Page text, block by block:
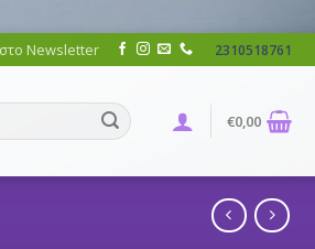
Newsletter 2310518761
€0,00